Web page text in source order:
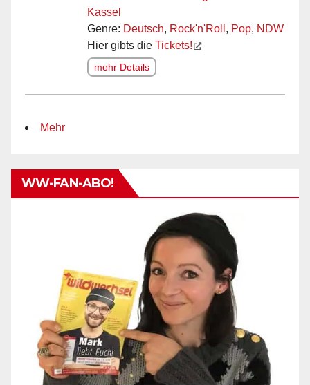
Kassel
Genre: Deutsch, Rock'n'Roll , Pop, NDW
Hier gibts die Tickets!
mehr Details
Mehr
WW-FAN-ABO!